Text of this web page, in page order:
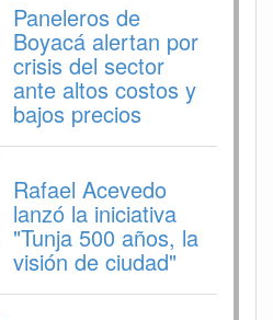
Paneleros de
Boyacá alertan por
crisis del sector
ante altos costos y
bajos precios
Rafael Acevedo
lanzó la iniciativa
"Tunja 500 años, la
visión de ciudad"